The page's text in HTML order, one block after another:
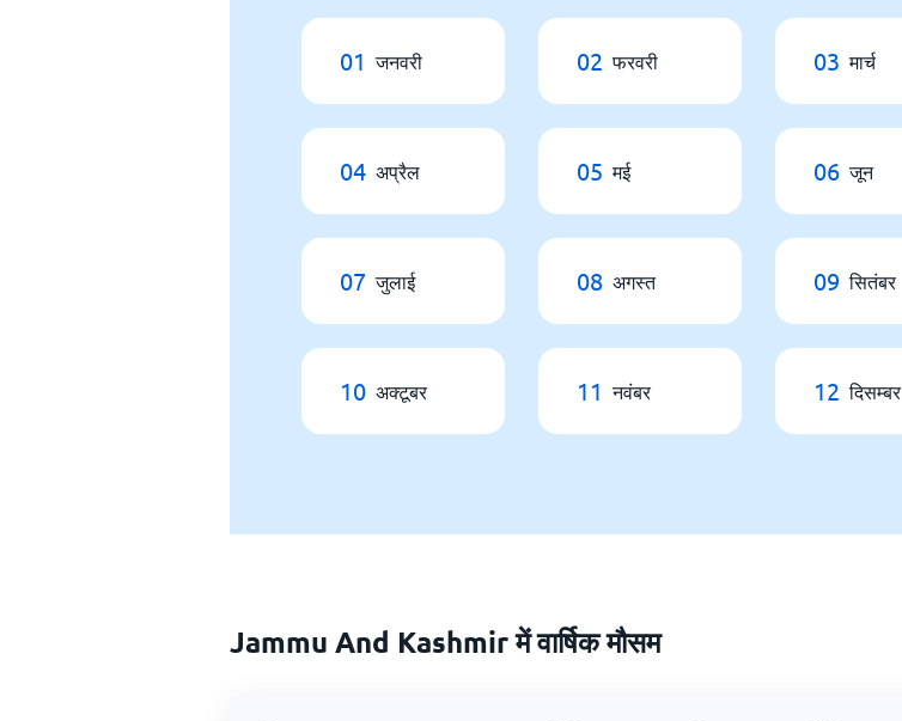
01 जनवरी 02 फरवरी 03 मार्च
04 अप्रैल 05 मई 06 जून
07 जुलाई 08 अगस्त 09 सितंबर
10 अक्टूबर 11 नवंबर 12 दिसम्बर
Jammu And Kashmir में वार्षिक मौसम